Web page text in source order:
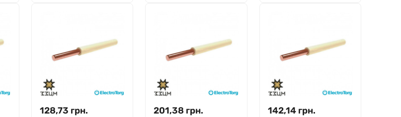
128,73 грн. 201,38 грн. 142,14 грн.